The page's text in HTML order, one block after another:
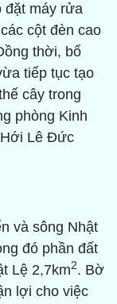
đặt máy rửa
cột đèn cao
thời, bổ
tiếp tục tạo
cây trong
phòng Kinh
Lê Đức
và sông Nhật
đó phần đất
Lệ 2,7km2. Bờ
lợi cho việc